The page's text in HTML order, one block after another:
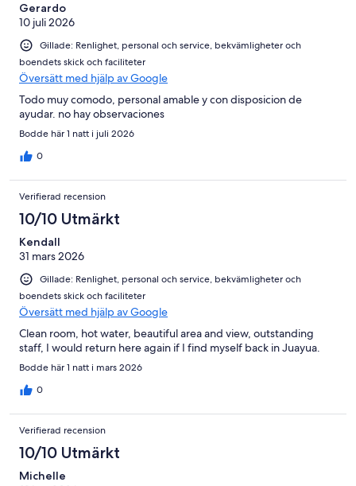
Gerardo
10 juli 2026
Gillade: Renlighet, personal och service, bekvämligheter och
boendets skick och faciliteter
Översätt med hjälp av Google
Todo muy comodo, personal amable y con disposicion de
ayudar. no hay observaciones
Bodde här 1 natt i juli 2026
0
Verifierad recension
10/10 Utmärkt
Kendall
31 mars 2026
Gillade: Renlighet, personal och service, bekvämligheter och
boendets skick och faciliteter
Översätt med hjälp av Google
Clean room, hot water, beautiful area and view, outstanding
staff, I would return here again if I find myself back in Juayua.
Bodde här 1 natt i mars 2026
0
Verifierad recension
10/10 Utmärkt
Michelle